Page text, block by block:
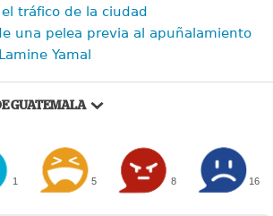
tráfico de la ciudad
una pelea previa al apuñalamiento
Yamal
GUATEMALA
1 5 8 16